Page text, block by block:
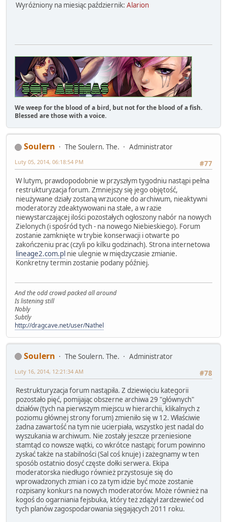
Wyróżniony na miesiąc październik: Alarion
We weep for the blood of a bird, but not for the blood of a fish.
Blessed are those with a voice.
Soulern The Soulern. The.
Administrator
#77
Luty 05, 2014, 06:18:54 PM
W lutym, prawdopodobnie w przyszłym tygodniu nastąpi pełna
restrukturyzacja forum. Zmniejszy się jego objętość,
nieużywane działy zostaną wrzucone do archiwum, nieaktywni
moderatorzy zdeaktywowani na stałe, a w razie
niewystarczającej ilości pozostałych ogłoszony nabór na nowych
Zielonych (i spośród tych - na nowego Niebieskiego). Forum
zostanie zamknięte w trybie konserwacji i otwarte po
zakończeniu prac (czyli po kilku godzinach). Strona internetowa
lineage2.com.pl nie ulegnie w międzyczasie zmianie.
Konkretny termin zostanie podany później.
And the odd crowd packed all around
Is listening still
Nobly
Subtly
http://dragcave.net/user/Nathel
Soulern The Soulern. The.
Administrator
#78
Luty 16, 2014, 12:21:34 AM
Restrukturyzacja forum nastąpiła. Z dziewięciu kategorii
pozostało pięć, pomijając obszerne archiwa 29 "głównych"
działów (tych na pierwszym miejscu w hierarchii, klikalnych z
poziomu głównej strony forum) zmieniło się w 12. Właściwie
żadna zawartość na tym nie ucierpiała, wszystko jest nadal do
wyszukania w archiwum. Nie zostały jeszcze przeniesione
stamtąd co nowsze wątki, co wkrótce nastąpi; forum powinno
zyskać także na stabilności (Sal coś knuje) i zażegnamy w ten
sposób ostatnio dosyć częste dołki serwera. Ekipa
moderatorska niedługo również przystosuje się do
wprowadzonych zmian i co za tym idzie być może zostanie
rozpisany konkurs na nowych moderatorów. Może również na
kogoś do ogarniania fejsbuka, który też zdążył zardzewieć od
tych planów zagospodarowania sięgających 2011 roku.